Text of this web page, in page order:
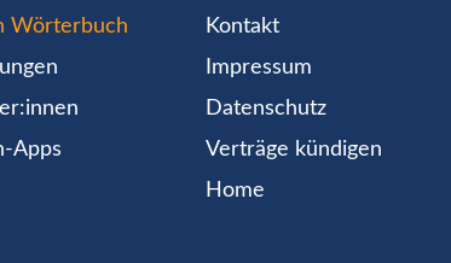
Wörterbuch
Apps
Kontakt
Impressum
Datenschutz
Verträge kündigen
Home